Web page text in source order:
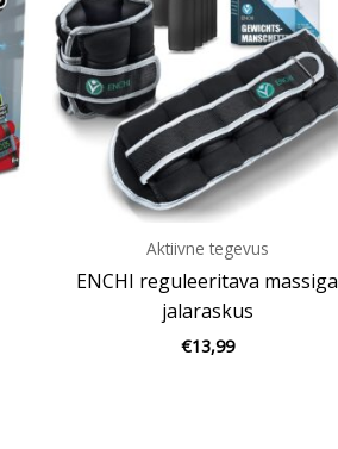
Aktiivne tegevus
ENCHI reguleeritava massiga
jalaraskus
€13,99